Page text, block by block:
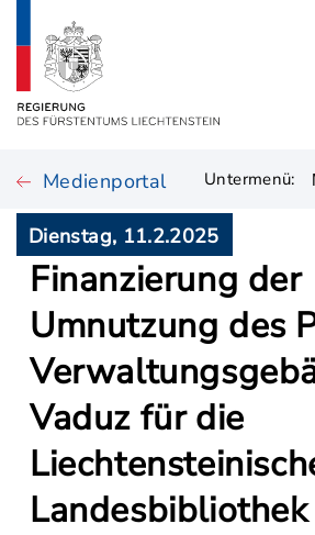
Medienportal Untermenü:
Dienstag, 11.2.2025
Finanzierung der
Umnutzung des
Vaduz für die
Landesbibliothek